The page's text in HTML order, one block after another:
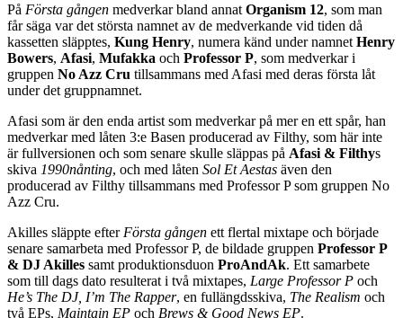
På Första gången medverkar bland annat Organism 12, som man
får säga var det största namnet av de medverkande vid tiden då
kassetten släpptes, Kung Henry, numera känd under namnet Henry
Bowers, Afasi, Mufakka och Professor P, som medverkar i
gruppen No Azz Cru tillsammans med Afasi med deras första låt
under det gruppnamnet.
Afasi som är den enda artist som medverkar på mer en ett spår, han
medverkar med låten 3:e Basen producerad av Filthy, som här inte
är fullversionen och som senare skulle släppas på Afasi & Filthys
skiva 1990nånting, och med låten Sol Et Aestas även den
producerad av Filthy tillsammans med Professor P som gruppen No
Azz Cru.
Akilles släppte efter Första gången ett flertal mixtape och började
senare samarbeta med Professor P, de bildade gruppen Professor P
& DJ Akilles samt produktionsduon ProAndAk. Ett samarbete
som till dags dato resulterat i två mixtapes, Large Professor P och
He’s The DJ, I’m The Rapper, en fullängdsskiva, The Realism och
två EPs, Maintain EP och Brews & Good News EP.